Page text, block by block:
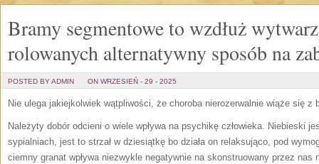
Bramy segmentowe to wzdłuż
rolowanych alternatywny sposób na
POSTED BY ADMIN ON WRZESIEŃ - 29 - 2025
Nie ulega jakiejkolwiek wątpliwości, że choroba nierozerwalnie wiąże się z
Należyty dobór odcieni o wiele wpływa na psychikę człowieka. Niebieski
sypialniach, jest to strzał w dziesiątkę bo działa on relaksująco, pod
ciemny granat wpływa niezwykle negatywnie na skonstruowany przez nas